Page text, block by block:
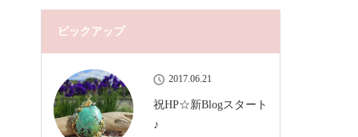
ピックアップ
2017.06.21
祝HP☆新Blogスタート
♪